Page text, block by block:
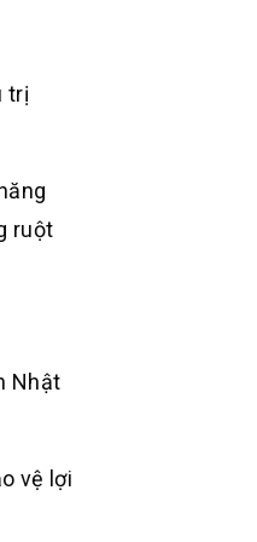
trị
ruột
Nhật
vệ lợi